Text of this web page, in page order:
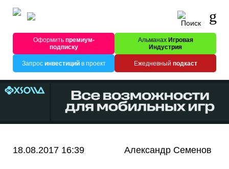
Оформитьпремиум-
подписку
Альманах Игровая
Индустрия
Запрос инвестицийв проект Ежедневный подкаст
18.08.2017 16:39 Александр Семенов